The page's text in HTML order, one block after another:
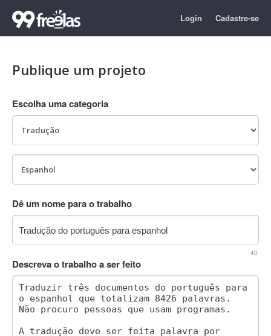
Login Cadastre-se
Publique um projeto
Escolha uma categoria
Dê um nome para o trabalho
40
Descreva o trabalho a ser feito